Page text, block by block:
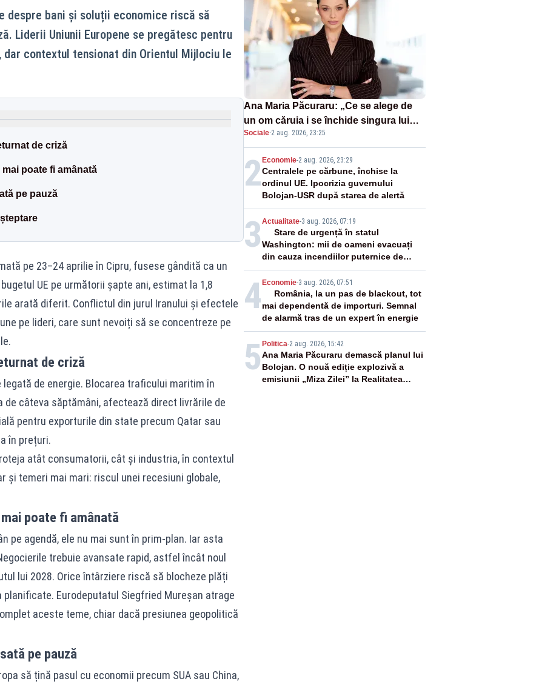
despre bani și soluții economice riscă să
Liderii Uniunii Europene se pregătesc pentru
contextul tensionat din Orientul Mijlociu le
de criză
poate fi amânată
pe pauză
pe 23–24 aprilie în Cipru, fusese gândită ca un
UE pe următorii șapte ani, estimat la 1,8
arată diferit. Conflictul din jurul Iranului și efectele
pe lideri, care sunt nevoiți să se concentreze pe
de criză
de energie. Blocarea traficului maritim în
de câteva săptămâni, afectează direct livrările de
pentru exporturile din state precum Qatar sau
în prețuri.
atât consumatorii, cât și industria, în contextul
și temeri mai mari: riscul unei recesiuni globale,
poate fi amânată
pe agendă, ele nu mai sunt în prim-plan. Iar asta
trebuie avansate rapid, astfel încât noul
lui 2028. Orice întârziere riscă să blocheze plăți
Eurodeputatul Siegfried Mureșan atrage
aceste teme, chiar dacă presiunea geopolitică
pe pauză
să țină pasul cu economii precum SUA sau China,
Ana Maria Păcuraru: „Ce se alege de
un om căruia i se închide singura lui
portiță?”
Sociale·2 aug. 2026, 23:25
2 Economie-2 aug. 2026, 23:29
Centralele pe cărbune, închise la
ordinul UE. Ipocrizia guvernului
Bolojan-USR după starea de alertă
3 Actualitate-3 aug. 2026, 07:19
Stare de urgență în statul
Washington: mii de oameni evacuați
din cauza incendiilor puternice de
vegetație
4 Economie-3 aug. 2026, 07:51
România, la un pas de blackout, tot
mai dependentă de importuri. Semnal
de alarmă tras de un expert în energie
5 Politica-2 aug. 2026, 15:42
Ana Maria Păcuraru demască planul lui
Bolojan. O nouă ediție explozivă a
emisiunii „Miza Zilei” la Realitatea